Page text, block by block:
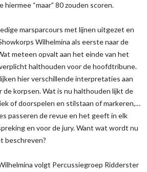
hiermee “maar” 80 zouden scoren.
marsparcours met lijnen uitgezet en
Wilhelmina als eerste naar de
meteen opvalt aan het einde van het
halthouden voor de hoofdtribune.
hier verschillende interpretaties aan
korpsen. Wat is nu halthouden lijkt de
of doorspelen en stilstaan of markeren,…
passeren de revue en het geeft in elk
en voor de jury. Want wat wordt nu
beschreven?
volgt Percussiegroep Ridderster